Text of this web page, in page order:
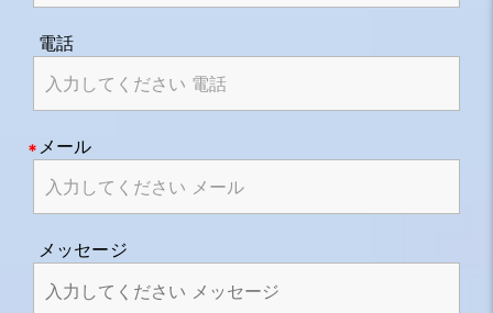
電話
メール
メッセージ